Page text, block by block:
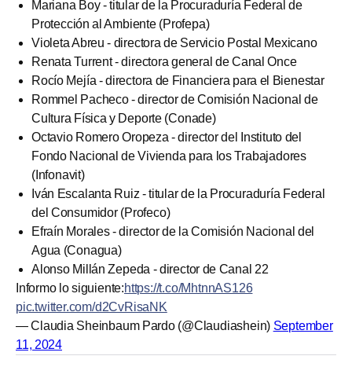
Mariana Boy - titular de la Procuraduría Federal de
Protección al Ambiente (Profepa)
Violeta Abreu - directora de Servicio Postal Mexicano
Renata Turrent - directora general de Canal Once
Rocío Mejía - directora de Financiera para el Bienestar
Rommel Pacheco - director de Comisión Nacional de
Cultura Física y Deporte (Conade)
Octavio Romero Oropeza - director del Instituto del
Fondo Nacional de Vivienda para los Trabajadores
(Infonavit)
Iván Escalanta Ruiz - titular de la Procuraduría Federal
del Consumidor (Profeco)
Efraín Morales - director de la Comisión Nacional del
Agua (Conagua)
Alonso Millán Zepeda - director de Canal 22
Informo lo siguiente:https://t.co/MhtnnAS126
pic.twitter.com/d2CvRisaNK
— Claudia Sheinbaum Pardo (@Claudiashein) September
11, 2024